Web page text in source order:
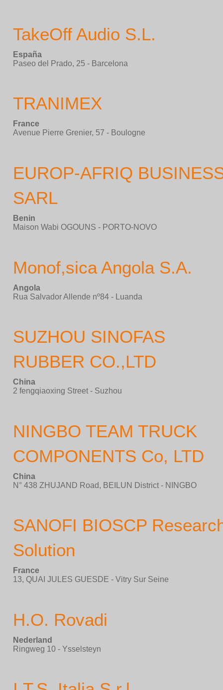
TakeOff Audio S.L.
España
Paseo del Prado, 25 - Barcelona
TRANIMEX
France
Avenue Pierre Grenier, 57 - Boulogne
EUROP-AFRIQ
SARL
Benin
Maison Wabi OGOUNS - PORTO-NOVO
Monof,sica Angola S.A.
Angola
Rua Salvador Allende nº84 - Luanda
SUZHOU SINOFAS
RUBBER CO.,LTD
China
2 fengqiaoxing Street - Suzhou
NINGBO TEAM TRUCK
COMPONENTS Co, LTD
China
N° 438 ZHUJAND Road, BEILUN District - NINGBO
SANOFI BIOSCP
Solution
France
13, QUAI JULES GUESDE - Vitry Sur Seine
H.O. Rovadi
Nederland
Ringweg 10 - Ysselsteyn